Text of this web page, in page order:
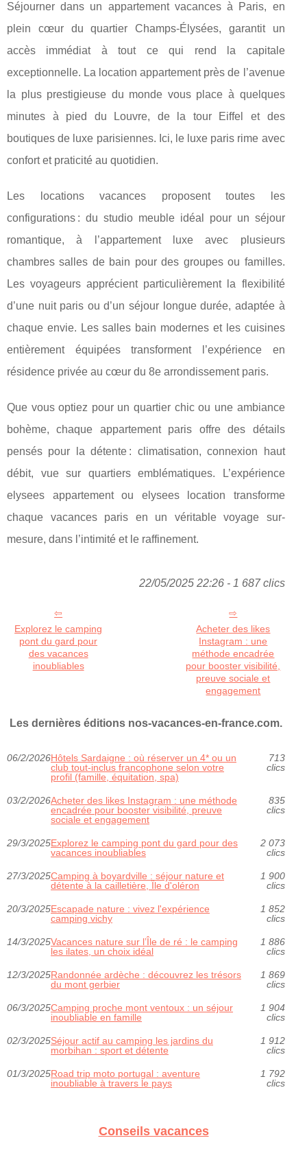
Séjourner dans un appartement vacances à Paris, en
plein cœur du quartier Champs-Élysées, garantit un
accès immédiat à tout ce qui rend la capitale
exceptionnelle. La location appartement près de l’avenue
la plus prestigieuse du monde vous place à quelques
minutes à pied du Louvre, de la tour Eiffel et des
boutiques de luxe parisiennes. Ici, le luxe paris rime avec
confort et praticité au quotidien.
Les locations vacances proposent toutes les
configurations : du studio meuble idéal pour un séjour
romantique, à l’appartement luxe avec plusieurs
chambres salles de bain pour des groupes ou familles.
Les voyageurs apprécient particulièrement la flexibilité
d’une nuit paris ou d’un séjour longue durée, adaptée à
chaque envie. Les salles bain modernes et les cuisines
entièrement équipées transforment l’expérience en
résidence privée au cœur du 8e arrondissement paris.
Que vous optiez pour un quartier chic ou une ambiance
bohème, chaque appartement paris offre des détails
pensés pour la détente : climatisation, connexion haut
débit, vue sur quartiers emblématiques. L’expérience
elysees appartement ou elysees location transforme
chaque vacances paris en un véritable voyage sur-
mesure, dans l’intimité et le raffinement.
22/05/2025 22:26 - 1 687 clics
Explorez le camping
pont du gard pour
des vacances
inoubliables
Acheter des likes
Instagram : une
méthode encadrée
pour booster visibilité,
preuve sociale et
engagement
Les dernières éditions nos-vacances-en-france.com.
06/2/2026Hôtels Sardaigne : où réserver un 4* ou un
club tout‑inclus francophone selon votre
profil (famille, équitation, spa)
713
clics
03/2/2026Acheter des likes Instagram : une méthode
encadrée pour booster visibilité, preuve
sociale et engagement
835
clics
29/3/2025Explorez le camping pont du gard pour des
vacances inoubliables
2 073
clics
27/3/2025Camping à boyardville : séjour nature et
détente à la cailletière, Île d'oléron
1 900
clics
20/3/2025Escapade nature : vivez l'expérience
camping vichy
1 852
clics
14/3/2025Vacances nature sur l’Île de ré : le camping
les ilates, un choix idéal
1 886
clics
12/3/2025Randonnée ardèche : découvrez les trésors
du mont gerbier
1 869
clics
06/3/2025Camping proche mont ventoux : un séjour
inoubliable en famille
1 904
clics
02/3/2025Séjour actif au camping les jardins du
morbihan : sport et détente
1 912
clics
01/3/2025Road trip moto portugal : aventure
inoubliable à travers le pays
1 792
clics
Conseils vacances